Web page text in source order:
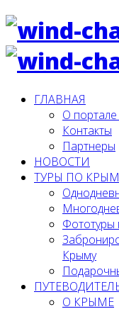
ГЛАВНАЯ
О
Контакты
Партнеры
НОВОСТИ
ТУРЫ ПО
Крыму
О КРЫМЕ